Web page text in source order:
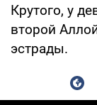
Крутого, у
второй
эстрады.